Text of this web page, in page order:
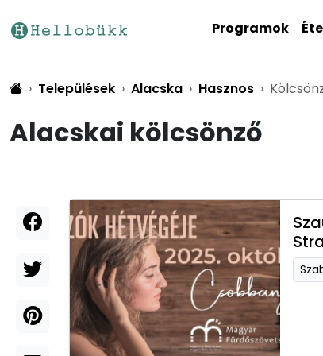
Programok
Települések Alacska Hasznos
Alacskai kölcsönző